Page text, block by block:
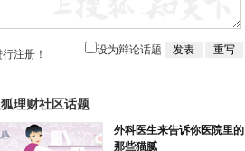
注册！ 设为辩论话题
理财社区话题
外科医生来告诉你医院里的
那些猫腻